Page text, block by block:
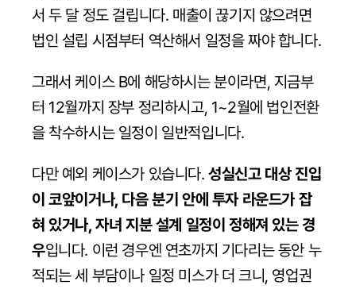
서 두 달 정도 걸립니다. 매출이 끊기지 않으려면
법인 설립 시점부터 역산해서 일정을 짜야 합니다.
그래서 케이스 B에 해당하시는 분이라면, 지금부
터 12월까지 장부 정리하시고, 1~2월에 법인전환
을 착수하시는 일정이 일반적입니다.
다만 예외 케이스가 있습니다. 성실신고 대상 진입
이 코앞이거나, 다음 분기 안에 투자 라운드가 잡
혀 있거나, 자녀 지분 설계 일정이 정해져 있는 경
우입니다. 이런 경우엔 연초까지 기다리는 동안 누
적되는 세 부담이나 일정 미스가 더 크니, 영업권